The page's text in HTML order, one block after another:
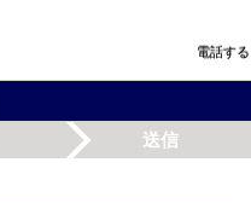
電話する
送信